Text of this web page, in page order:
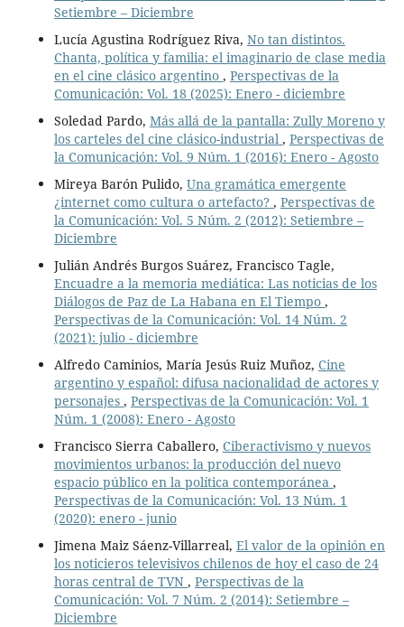
Setiembre – Diciembre
Lucía Agustina Rodríguez Riva, No tan distintos.
Chanta, política y familia: el imaginario de clase media
en el cine clásico argentino , Perspectivas de la
Comunicación: Vol. 18 (2025): Enero - diciembre
Soledad Pardo, Más allá de la pantalla: Zully Moreno y
los carteles del cine clásico-industrial , Perspectivas de
la Comunicación: Vol. 9 Núm. 1 (2016): Enero - Agosto
Mireya Barón Pulido, Una gramática emergente
¿internet como cultura o artefacto? , Perspectivas de
la Comunicación: Vol. 5 Núm. 2 (2012): Setiembre –
Diciembre
Julián Andrés Burgos Suárez, Francisco Tagle,
Encuadre a la memoria mediática: Las noticias de los
Diálogos de Paz de La Habana en El Tiempo ,
Perspectivas de la Comunicación: Vol. 14 Núm. 2
(2021): julio - diciembre
Alfredo Caminios, María Jesús Ruiz Muñoz, Cine
argentino y español: difusa nacionalidad de actores y
personajes , Perspectivas de la Comunicación: Vol. 1
Núm. 1 (2008): Enero - Agosto
Francisco Sierra Caballero, Ciberactivismo y nuevos
movimientos urbanos: la producción del nuevo
espacio público en la política contemporánea ,
Perspectivas de la Comunicación: Vol. 13 Núm. 1
(2020): enero - junio
Jimena Maiz Sáenz-Villarreal, El valor de la opinión en
los noticieros televisivos chilenos de hoy el caso de 24
horas central de TVN , Perspectivas de la
Comunicación: Vol. 7 Núm. 2 (2014): Setiembre –
Diciembre